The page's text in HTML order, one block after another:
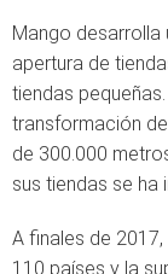
Mango
apertura de
tiendas
transformación
de 300.000
sus tiendas se ha
A finales de
110 países y la